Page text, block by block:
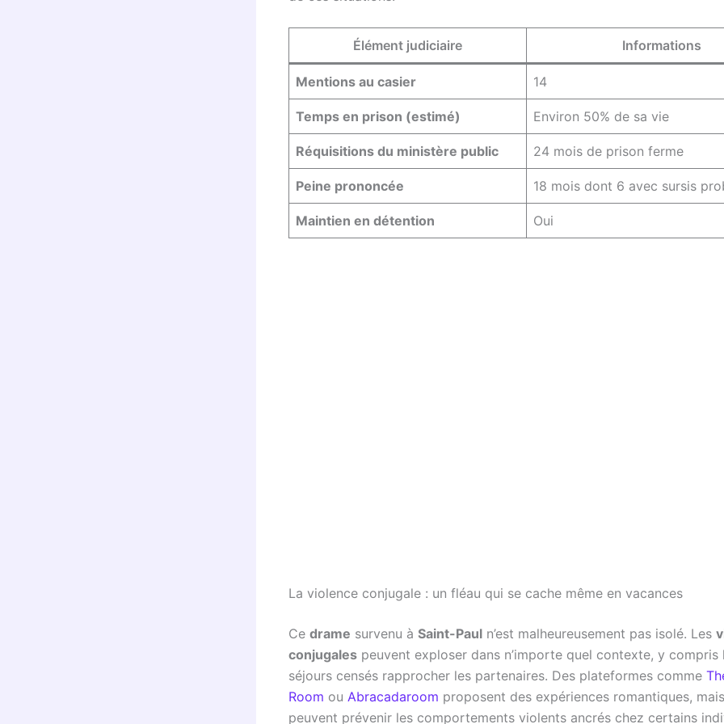
Élément judiciaire Informations
Mentions au casier 14
Temps en prison (estimé) Environ 50% de sa vie
Réquisitions du ministère public 24 mois de prison ferme
Peine prononcée 18 mois dont 6 avec sursis
Maintien en détention Oui
La violence conjugale : un fléau qui se cache même en vacances
Ce drame survenu à Saint-Paul n’est malheureusement pas isolé. Les
conjugales peuvent exploser dans n’importe quel contexte, y compris
séjours censés rapprocher les partenaires. Des plateformes comme
Room ou Abracadaroom proposent des expériences romantiques,
peuvent prévenir les comportements violents ancrés chez certains